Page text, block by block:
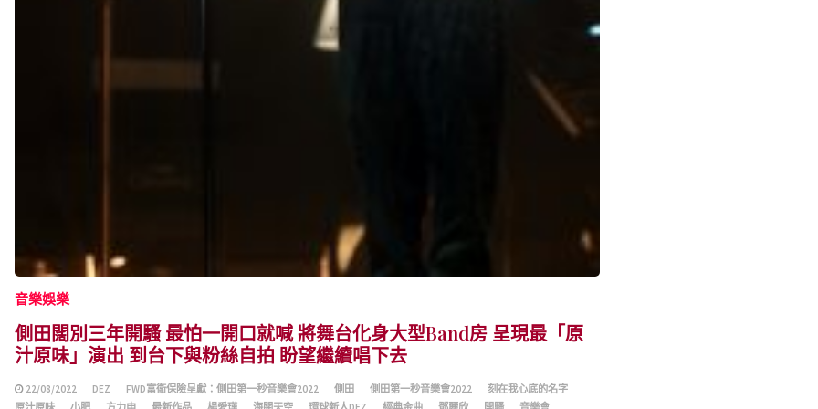
音樂娛樂
側田闊別三年開騷 最怕一開口就喊 將舞台化身大型Band房 呈現最「原
汁原味」演出 到台下與粉絲自拍 盼望繼續唱下去
22/08/2022 DEZ FWD富衛保險呈獻：側田第一秒音樂會2022 側田 側田第一秒音樂會2022
刻在我心底的名字